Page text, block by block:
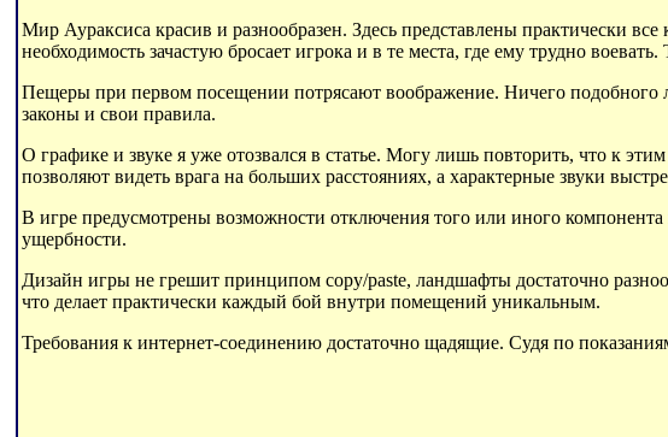
Мир Аураксиса красив и разнообразен. Здесь представлены практически
необходимость зачастую бросает игрока и в те места, где ему трудно
Пещеры при первом посещении потрясают воображение. Ничего подобного
законы и свои правила.
О графике и звуке я уже отозвался в статье. Могу лишь повторить, что к
позволяют видеть врага на больших расстояниях, а характерные звуки
В игре предусмотрены возможности отключения того или иного
ущербности.
Дизайн игры не грешит принципом copy/paste, ландшафты достаточно
что делает практически каждый бой внутри помещений уникальным.
Требования к интернет-соединению достаточно щадящие. Судя по